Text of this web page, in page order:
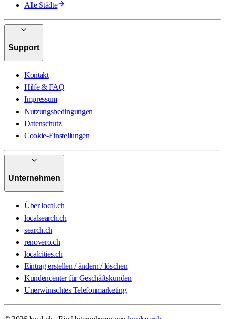
Alle Städte
Support
Kontakt
Hilfe & FAQ
Impressum
Nutzungsbedingungen
Datenschutz
Cookie-Einstellungen
Unternehmen
Über local.ch
localsearch.ch
search.ch
renovero.ch
localcities.ch
Eintrag erstellen / ändern / löschen
Kundencenter für Geschäftskunden
Unerwünschtes Telefonmarketing